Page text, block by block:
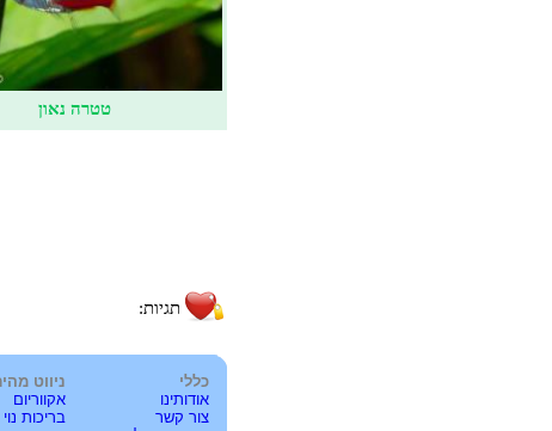
טטרה נאון
תגיות:
כללי
אודותינו
צור קשר
ניווט
אקווריום
בריכות נוי